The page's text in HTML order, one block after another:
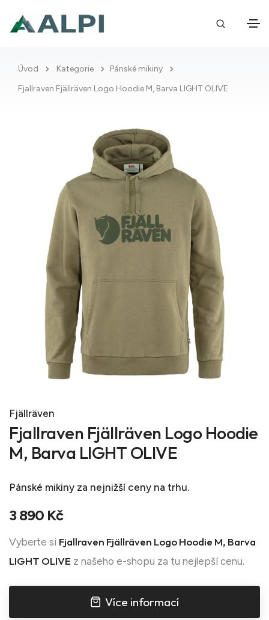
Úvod Kategorie
Pánské mikiny
Fjallraven Fjällräven Logo Hoodie M, Barva LIGHT OLIVE
Fjällräven
Fjallraven Fjällräven Logo Hoodie
M, Barva LIGHT OLIVE
Pánské mikiny za nejnižší ceny na trhu.
3 890 Kč
Vyberte si Fjallraven Fjällräven Logo Hoodie M, Barva
LIGHT OLIVE z našeho e-shopu za tu nejlepší cenu.
Více informací